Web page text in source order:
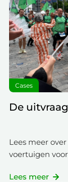
partners voor
kunnen dit
hebt gedeeld.
voorkeuren.
We werken
kunnen
Cases
De
Lees meer
voertuigen
Lees meer